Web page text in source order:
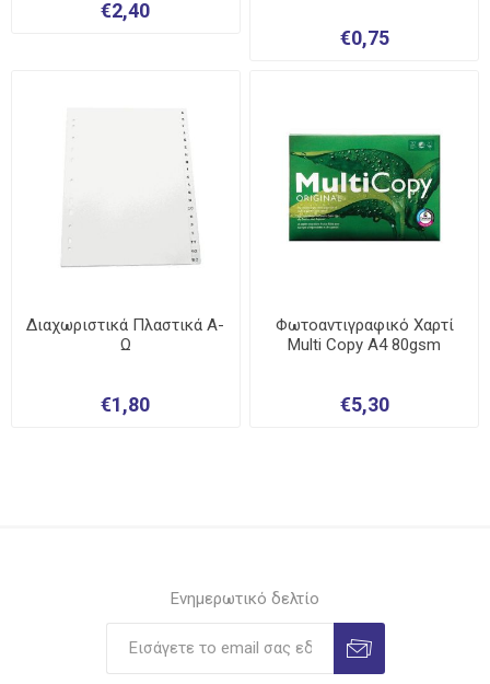
€2,40
€0,75
Διαχωριστικά Πλαστικά Α-
Ω
€1,80
Φωτοαντιγραφικό Χαρτί
Multi Copy A4 80gsm
€5,30
Ενημερωτικό δελτίο